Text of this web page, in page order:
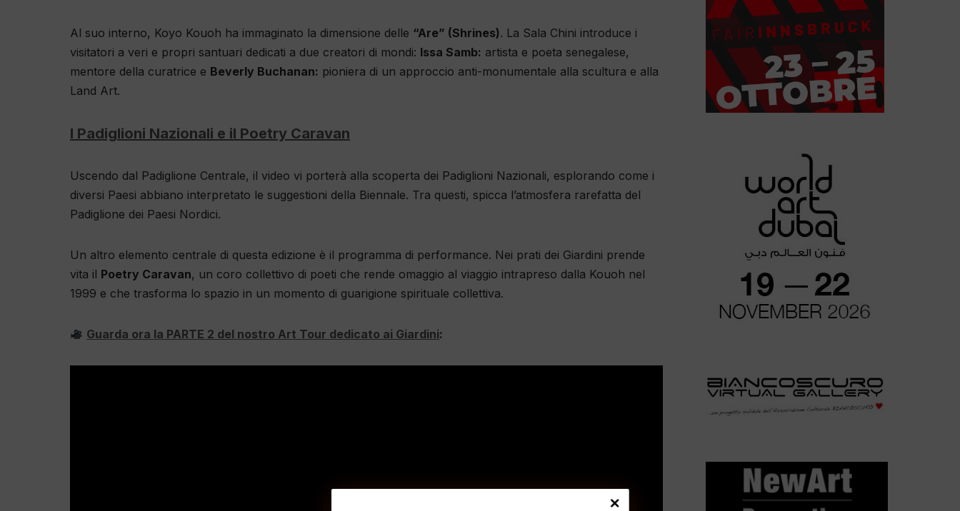
Al suo interno, Koyo Kouoh ha immaginato la dimensione delle “Are” (Shrines). La Sala Chini introduce i
visitatori a veri e propri santuari dedicati a due creatori di mondi: Issa Samb: artista e poeta senegalese,
mentore della curatrice e Beverly Buchanan: pioniera di un approccio anti-monumentale alla scultura e alla
Land Art.
I Padiglioni Nazionali e il Poetry Caravan
Uscendo dal Padiglione Centrale, il video vi porterà alla scoperta dei Padiglioni Nazionali, esplorando come i
diversi Paesi abbiano interpretato le suggestioni della Biennale. Tra questi, spicca l’atmosfera rarefatta del
Padiglione dei Paesi Nordici.
Un altro elemento centrale di questa edizione è il programma di performance. Nei prati dei Giardini prende
vita il Poetry Caravan, un coro collettivo di poeti che rende omaggio al viaggio intrapreso dalla Kouoh nel
1999 e che trasforma lo spazio in un momento di guarigione spirituale collettiva.
Guarda ora la PARTE 2 del nostro Art Tour dedicato ai Giardini: